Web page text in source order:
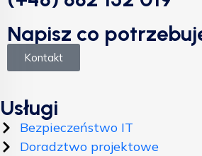
Napisz co
Kontakt
Usługi
Bezpieczeństwo IT
Doradztwo projektowe